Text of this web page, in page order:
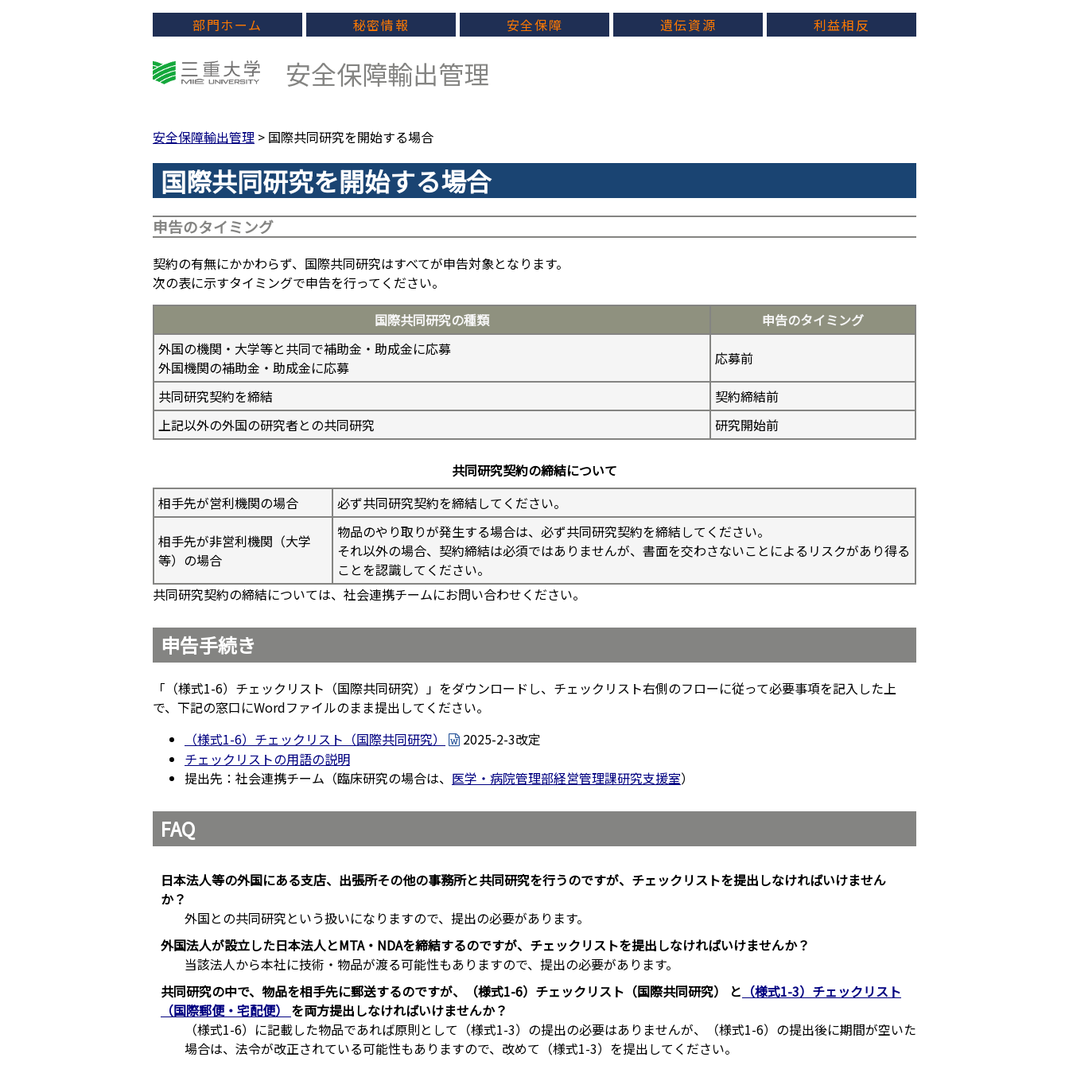
部門ホーム 秘密情報 安全保障 遺伝資源 利益相反
安全保障輸出管理
安全保障輸出管理 > 国際共同研究を開始する場合
国際共同研究を開始する場合
申告のタイミング
契約の有無にかかわらず、国際共同研究はすべてが申告対象となります。
次の表に示すタイミングで申告を行ってください。
国際共同研究の種類
申告のタイミング
外国の機関・大学等と共同で補助金・助成金に応募
外国機関の補助金・助成金に応募
応募前
共同研究契約を締結
契約締結前
上記以外の外国の研究者との共同研究
研究開始前
共同研究契約の締結について
相手先が営利機関の場合
必ず共同研究契約を締結してください。
相手先が非営利機関（大学
等）の場合
物品のやり取りが発生する場合は、必ず共同研究契約を締結してください。
それ以外の場合、契約締結は必須ではありませんが、書面を交わさないことによるリスクがあり得る
ことを認識してください。
共同研究契約の締結については、社会連携チームにお問い合わせください。
申告手続き
「（様式1-6）チェックリスト（国際共同研究）」をダウンロードし、チェックリスト右側のフローに従って必要事項を記入した上
で、下記の窓口にWordファイルのまま提出してください。
（様式1-6）チェックリスト（国際共同研究）
2025-2-3改定
チェックリストの用語の説明
提出先：社会連携チーム（臨床研究の場合は、 医学・病院管理部経営管理課研究支援室）
FAQ
日本法人等の外国にある支店、出張所その他の事務所と共同研究を行うのですが、チェックリストを提出しなければいけません
か？
外国との共同研究という扱いになりますので、提出の必要があります。
外国法人が設立した日本法人とMTA・NDAを締結するのですが、チェックリストを提出しなければいけませんか？
当該法人から本社に技術・物品が渡る可能性もありますので、提出の必要があります。
共同研究の中で、物品を相手先に郵送するのですが、（様式1-6）チェックリスト（国際共同研究） と （様式1-3）チェックリスト
（国際郵便・宅配便） を両方提出しなければいけませんか？
（様式1-6）に記載した物品であれば原則として（様式1-3）の提出の必要はありませんが、（様式1-6）の提出後に期間が空いた
場合は、法令が改正されている可能性もありますので、改めて（様式1-3）を提出してください。